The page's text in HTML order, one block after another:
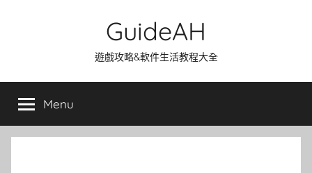
GuideAH
遊戲攻略&軟件生活教程大全
Menu